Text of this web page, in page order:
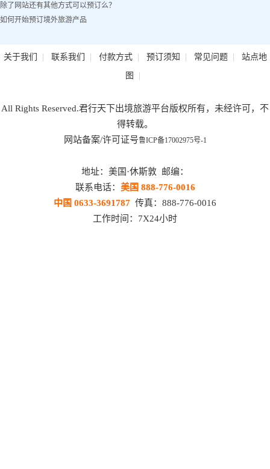
除了网站还有其他方式可以预订么？
如何开始预订境外旅游产品
关于我们 | 联系我们 | 付款方式| 预订须知 | 常见问题| 站点地
图 |
All Rights Reserved.君行天下出境旅游平台版权所有，未经许可，不
得转载。
网站备案/许可证号鲁ICP备17002975号-1
地址：美国·休斯敦 邮编：
联系电话： 美国 888-776-0016
中国 0633-3691787 传真：888-776-0016
工作时间：7X24小时